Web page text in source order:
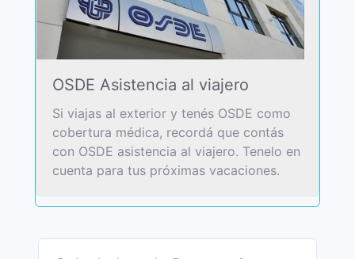
OSDE Asistencia al viajero
Si viajas al exterior y tenés OSDE como
cobertura médica, recordá que contás
con OSDE asistencia al viajero. Tenelo en
cuenta para tus próximas vacaciones.